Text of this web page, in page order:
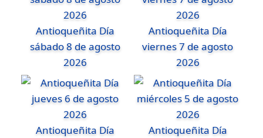
Antioqueñita Día
sábado 8 de agosto
2026
Antioqueñita Día
viernes 7 de agosto
2026
Antioqueñita Día
Antioqueñita Día